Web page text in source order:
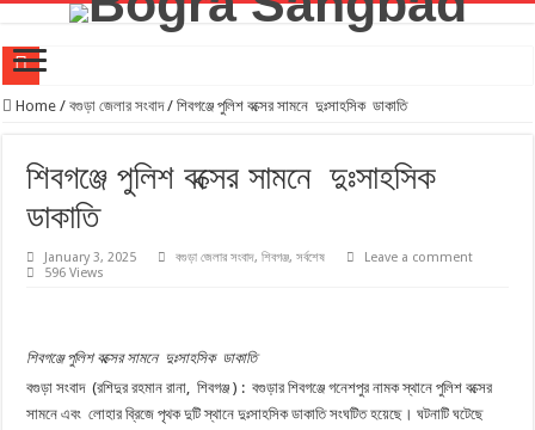
বগুড়া জেলা ছাত্রদলের ‘জুলাই গণঅভ্যুত্থান দিবস’ পালন লাল-সবুজ পতাকায় বীর শহীদদের স্মরণ, শহীদ
জুলাই গণঅভ্যুত্থানের স্মৃতি ধরে রাখতে বগুড়ায় আলোকচিত্র ও প্রামাণ্য ভিডিও চিত্র প্রদর্শনী
বগুড়ায় জুলাই গণঅভ্যুত্থান দিবস পালিত, জুলাই স্মৃতিস্তম্ভে বিভিন্ন মহলের শ্রদ্ধা নিবেদন
বগুড়ায় ৯ নম্বর ওয়ার্ড বিএনপির উদ্যোগে জুলাই গণঅভ্যুত্থান দিবস উপলক্ষে দোয়া মাহফিল অনুষ্ঠিত
দুপচাঁচিয়া পৌরসভায় ২৫ কোটি টাকার উন্নয়ন প্রকল্প নিয়ে মতবিনিময় সভা
জুলাই খুনিদের শাস্তির দাবীতে বগুড়ায় শ্রমিক কল্যাণ ফেডারেশনের মিছিল
Home / বগুড়া জেলার সংবাদ / শিবগঞ্জে পুলিশ বক্সের সামনে দুঃসাহসিক ডাকাতি
শিবগঞ্জে পুলিশ বক্সের সামনে দুঃসাহসিক
ডাকাতি
January 3, 2025 বগুড়া জেলার সংবাদ,শিবগঞ্জ,সর্বশেষ
Leave a comment
596 Views
শিবগঞ্জে পুলিশ বক্সের সামনে দুঃসাহসিক ডাকাতি
বগুড়া সংবাদ (রশিদুর রহমান রানা, শিবগঞ্জ ) : বগুড়ার শিবগঞ্জে গনেশপুর নামক স্থানে পুলিশ বক্সের
সামনে এবং লোহার ব্রিজে পৃথক দুটি স্থানে দুঃসাহসিক ডাকাতি সংঘটিত হয়েছে। ঘটনাটি ঘটেছে